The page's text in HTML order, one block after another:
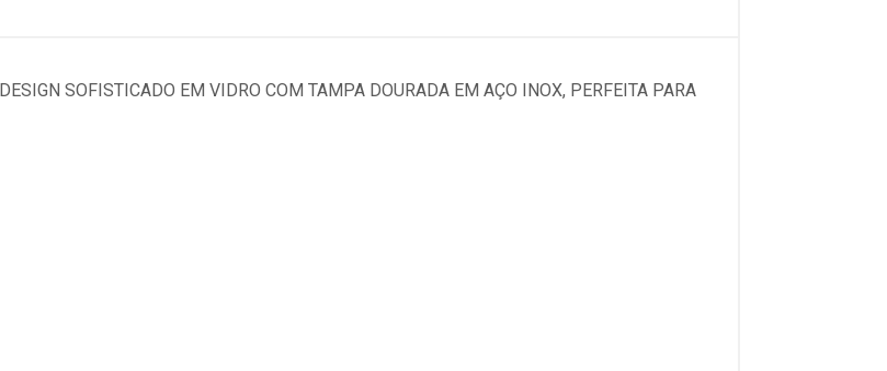
SOFISTICADO EM VIDRO COM TAMPA DOURADA EM AÇO INOX, PERFEITA PARA